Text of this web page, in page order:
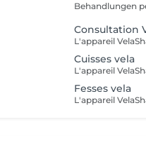
Behandlungen
Consultation
Cuisses vela
Fesses vela